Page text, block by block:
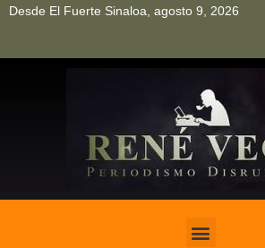
Desde El Fuerte Sinaloa, agosto 9, 2026